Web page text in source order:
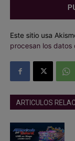
Este sitio usa
procesan los datos
ARTICULOS